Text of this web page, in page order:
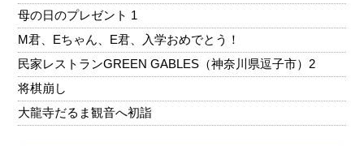
母の日のプレゼント 1
M君、Eちゃん、E君、入学おめでとう！
民家レストランGREEN GABLES（神奈川県逗子市）2
将棋崩し
大龍寺だるま観音へ初詣